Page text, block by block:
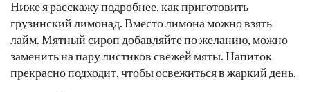
Ниже я расскажу подробнее, как приготовить
грузинский лимонад. Вместо лимона можно взять
лайм. Мятный сироп добавляйте по желанию, можно
заменить на пару листиков свежей мяты. Напиток
прекрасно подходит, чтобы освежиться в жаркий день.